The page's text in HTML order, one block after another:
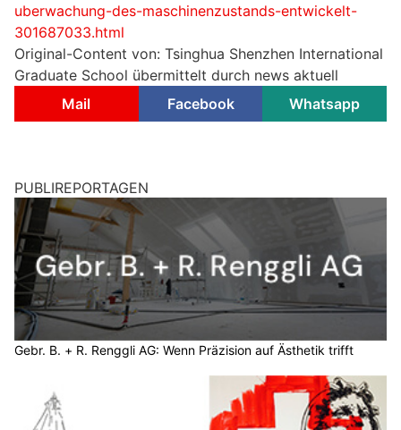
uberwachung-des-maschinenzustands-entwickelt-
301687033.html
Original-Content von: Tsinghua Shenzhen International
Graduate School übermittelt durch news aktuell
Mail
Facebook Whatsapp
PUBLIREPORTAGEN
Gebr. B. + R. Renggli AG: Wenn Präzision auf Ästhetik trifft